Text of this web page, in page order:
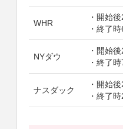
WHR
・開始
・終了
NYダウ
・開始
・終了
ナスダック
・開始
・終了